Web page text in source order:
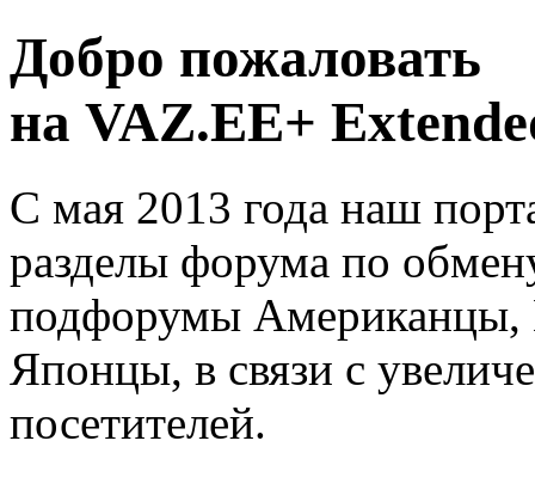
Добро пожаловать
на VAZ.EE+
С мая 2013 года наш
разделы форума по
подфорумы
Японцы, в связи с
посетителей.